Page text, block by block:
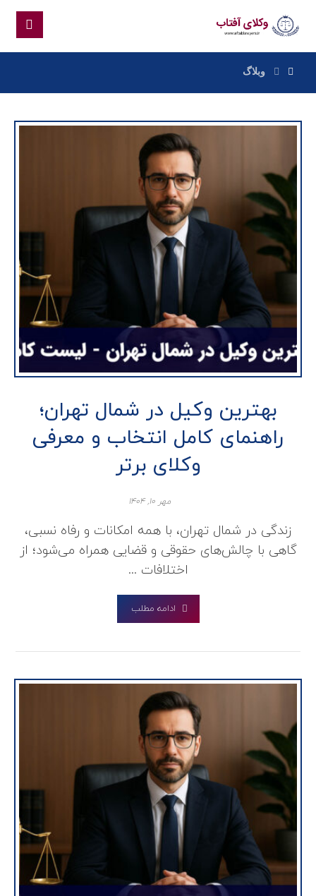
وبلاگ
بهترین وکیل در شمال تهران؛
راهنمای کامل انتخاب و معرفی
وکلای برتر
مهر ۱۰, ۱۴۰۴
زندگی در شمال تهران، با همه امکانات و رفاه نسبی،
گاهی با چالش‌های حقوقی و قضایی همراه می‌شود؛ از
اختلافات ...
ادامه مطلب